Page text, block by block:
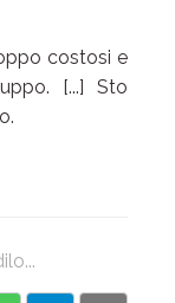
costosi e
[...] Sto